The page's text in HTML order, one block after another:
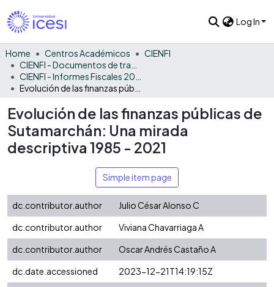
Log In
Home Centros Académicos
CIENFI
Evolución de las finanzas públicas de
Sutamarchán: Una mirada
descriptiva 1985 - 2021
Simple item page
dc.contributor.author
Julio César Alonso C
dc.contributor.author
Viviana Chavarriaga A
dc.contributor.author
Oscar Andrés Castaño A
dc.date.accessioned
2023-12-21T14:19:15Z